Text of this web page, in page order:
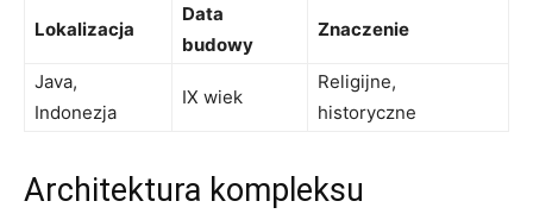
Lokalizacja
Data
budowy
Znaczenie
Java,
Indonezja
IX wiek
Religijne,
historyczne
Architektura kompleksu